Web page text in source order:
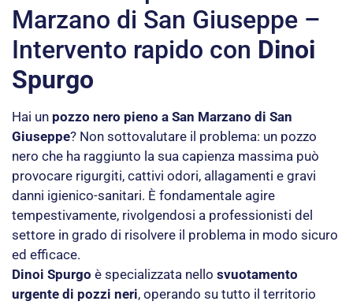
Marzano di San Giuseppe –
Intervento rapido con Dinoi
Spurgo
Hai un pozzo nero pieno a San Marzano di San
Giuseppe? Non sottovalutare il problema: un pozzo
nero che ha raggiunto la sua capienza massima può
provocare rigurgiti, cattivi odori, allagamenti e gravi
danni igienico-sanitari. È fondamentale agire
tempestivamente, rivolgendosi a professionisti del
settore in grado di risolvere il problema in modo sicuro
ed efficace.
Dinoi Spurgo è specializzata nello svuotamento
urgente di pozzi neri, operando su tutto il territorio